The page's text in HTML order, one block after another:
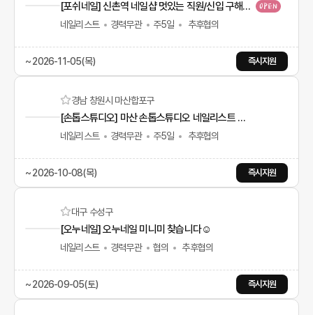
[포쉬네일] 신촌역 네일샵 멋있는 직원/신입 구해요-!!
네일리스트 경력무관 주5일 추후협의
즉시지원
~ 2026-11-05(목)
경남 창원시 마산합포구
[손톱스튜디오] 마산 손톱스튜디오 네일리스트 모집합니다
네일리스트 경력무관 주5일 추후협의
즉시지원
~ 2026-10-08(목)
대구 수성구
[오누네일] 오누네일 미니미 찾습니다☺️
네일리스트 경력무관 협의 추후협의
즉시지원
~ 2026-09-05(토)